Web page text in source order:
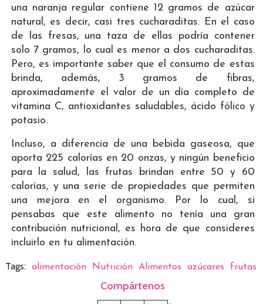
una naranja regular contiene 12 gramos de azúcar
natural, es decir, casi tres cucharaditas. En el caso
de las fresas, una taza de ellas podría contener
solo 7 gramos, lo cual es menor a dos cucharaditas.
Pero, es importante saber que el consumo de estas
brinda, además, 3 gramos de fibras,
aproximadamente el valor de un día completo de
vitamina C, antioxidantes saludables, ácido fólico y
potasio.
Incluso, a diferencia de una bebida gaseosa, que
aporta 225 calorías en 20 onzas, y ningún beneficio
para la salud, las frutas brindan entre 50 y 60
calorías, y una serie de propiedades que permiten
una mejora en el organismo. Por lo cual, si
pensabas que este alimento no tenía una gran
contribución nutricional, es hora de que consideres
incluirlo en tu alimentación.
Tags: alimentación Nutrición Alimentos azúcares frutas
Compártenos